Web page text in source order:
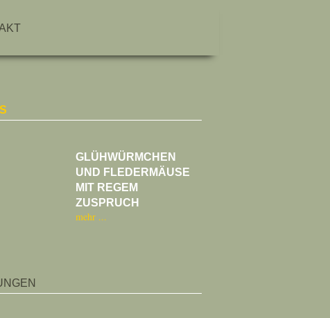
GLÜHWÜRMCHEN
UND FLEDERMÄUSE
MIT REGEM
ZUSPRUCH
mehr